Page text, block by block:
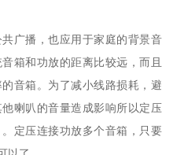
广播，也应用于家庭的背景音
箱和功放的距离比较远，而且
音箱。为了减小线路损耗，避
喇叭的音量造成影响所以定压
定压连接功放多个音箱，只要